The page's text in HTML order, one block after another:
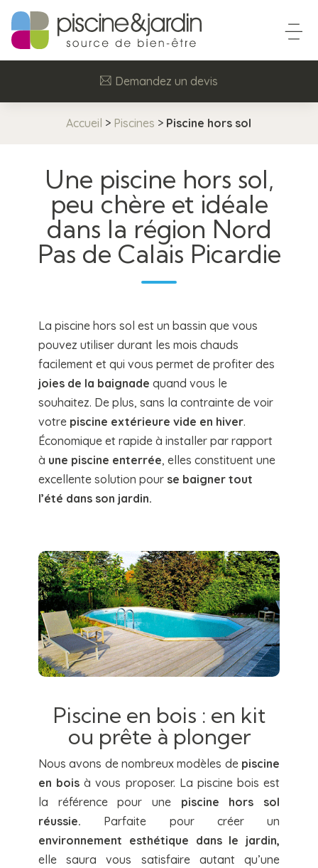
Demandez un devis
Accueil > Piscines > Piscine hors sol
Une piscine hors sol,
peu chère et idéale
dans la région Nord
Pas de Calais Picardie
La piscine hors sol est un bassin que vous
pouvez utiliser durant les mois chauds
facilement et qui vous permet de profiter des
joies de la baignade quand vous le
souhaitez. De plus, sans la contrainte de voir
votre piscine extérieure vide en hiver.
Économique et rapide à installer par rapport
à une piscine enterrée, elles constituent une
excellente solution pourse baigner tout
l’été dans son jardin.
Piscine en bois : en kit
ou prête à plonger
Nous avons de nombreux modèles de piscine
en boisà vous proposer. La piscine bois est
la référence pour une piscine hors sol
réussie. Parfaite pour créer un
environnement esthétique dans le jardin,
elle saura vous satisfaire autant qu’une